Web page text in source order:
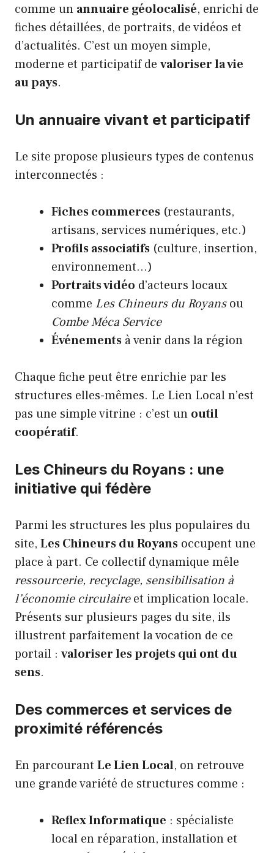
comme un annuaire géolocalisé, enrichi de
fiches détaillées, de portraits, de vidéos et
d’actualités. C’est un moyen simple,
moderne et participatif de valoriser la vie
au pays.
Un annuaire vivant et participatif
Le site propose plusieurs types de contenus
interconnectés :
Fiches commerces (restaurants,
artisans, services numériques, etc.)
Profils associatifs (culture, insertion,
environnement…)
Portraits vidéo d’acteurs locaux
comme Les Chineurs du Royansou
Combe Méca Service
Événements à venir dans la région
Chaque fiche peut être enrichie par les
structures elles-mêmes. Le Lien Local n’est
pas une simple vitrine : c’est un outil
coopératif.
Les Chineurs du Royans : une
initiative qui fédère
Parmi les structures les plus populaires du
site, Les Chineurs du Royans occupent une
place à part. Ce collectif dynamique mêle
ressourcerie, recyclage, sensibilisation à
l’économie circulaireet implication locale.
Présents sur plusieurs pages du site, ils
illustrent parfaitement la vocation de ce
portail : valoriser les projets qui ont du
sens.
Des commerces et services de
proximité référencés
En parcourant Le Lien Local, on retrouve
une grande variété de structures comme :
Reflex Informatique : spécialiste
local en réparation, installation et